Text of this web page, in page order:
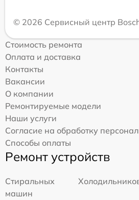
© 2026 Сервисный центр
Стоимость ремонта
Оплата и доставка
Контакты
Вакансии
О компании
Ремонтируемые модели
Наши услуги
Согласие на обработку
Способы оплаты
Ремонт устройств
Стиральных
машин